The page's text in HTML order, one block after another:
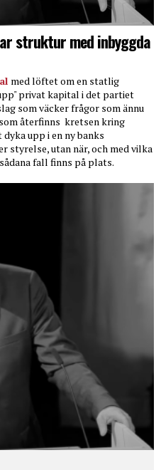
struktur med inbyggda
med löftet om en statlig
privat kapital i det partiet
som väcker frågor som ännu
återfinns kretsen kring
upp i en ny banks
styrelse, utan när, och med vilka
fall finns på plats.